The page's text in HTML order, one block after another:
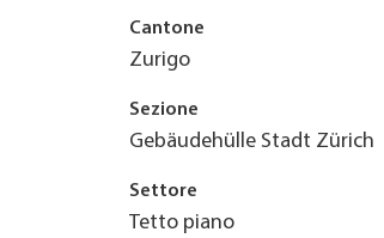
Cantone
Zurigo
Sezione
Gebäudehülle Stadt Zürich
Settore
Tetto piano